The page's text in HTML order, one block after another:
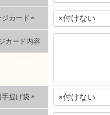
須
)
ジカード
(
必
須
カード内容
提げ袋
(